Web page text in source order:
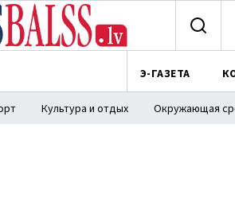
Э-ГАЗЕТА
Культура и отдых Окружающая